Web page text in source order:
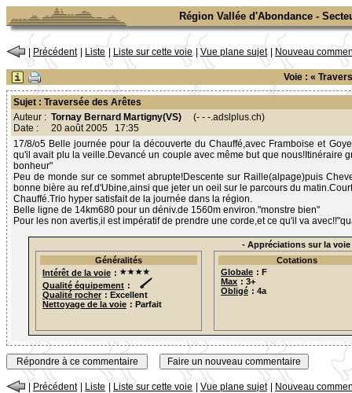
Région Vallée d'Abondance -
Précédent Liste Liste sur cette voie | Vue plane sujet Nouveau
Voie : «
Sujet : Traversée des Arêtes
Auteur : Tornay Bernard Martigny(VS) (- - -.adslplus.ch)
Date :
20 août 2005 17:35
17/8/o5 Belle journée pour la découverte du Chauffé,avec Framboise et
qu'il avait plu la veille.Devancé un couple avec même but que nous!Itinéraire
bonheur"
Peu de monde sur ce sommet abrupte!Descente sur Raille(alpage)puis
bonne bière au ref.d'Ubine,ainsi que jeter un oeil sur le parcours du
Chauffé.Trio hyper satisfait de la journée dans la région.
Belle ligne de 14km680 pour un déniv.de 1560m environ."monstre bien"
Pour les non avertis,il est impératif de prendre une corde,et ce qu'il va
- Appréciations sur la voie
Généralités
Intérêt de la voie :
Qualité équipement :
Qualité rocher : Excellent
Nettoyage de la voie : Parfait
Cotations
Globale : F
Max : 3+
Obligé : 4a
Précédent Liste Liste sur cette voie Vue plane sujet Nouveau